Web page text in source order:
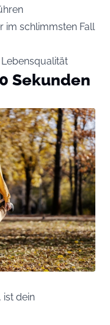
im schlimmsten Fall
Sekunden
ist dein